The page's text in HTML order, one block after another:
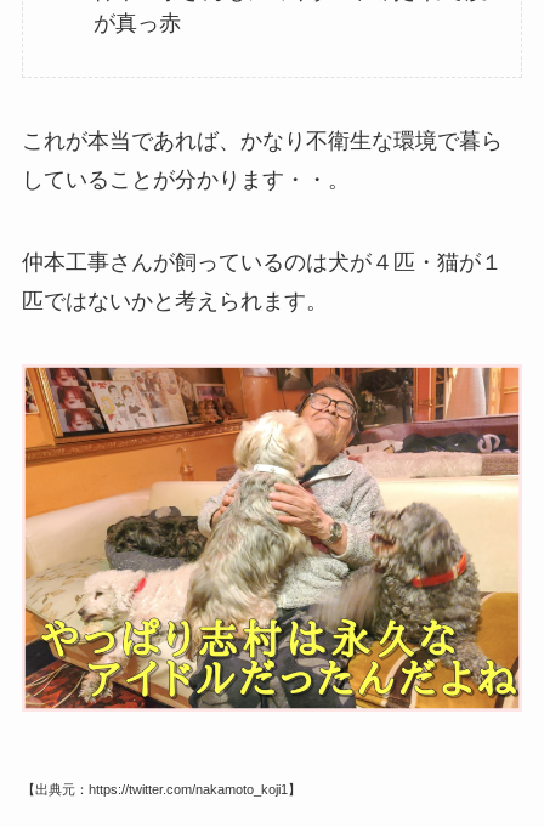
が真っ赤
これが本当であれば、かなり不衛生な環境で暮ら
していることが分かります・・。
仲本工事さんが飼っているのは犬が４匹・猫が１
匹ではないかと考えられます。
【出典元：https://twitter.com/nakamoto_koji1】